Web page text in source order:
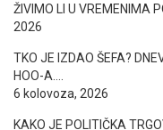
ŽIVIMO LI U VREMENIMA
2026
TKO JE IZDAO ŠEFA?
HOO-A….
6 kolovoza, 2026
KAKO JE POLITIČKA